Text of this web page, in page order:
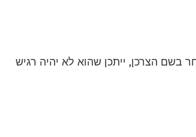
בשם הצרכן, ייתכן שהוא לא יהיה רגיש